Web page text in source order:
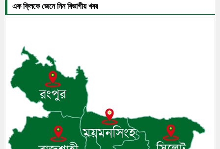
এক ক্লিকে জেনে নিন বিভাগীয় খবর